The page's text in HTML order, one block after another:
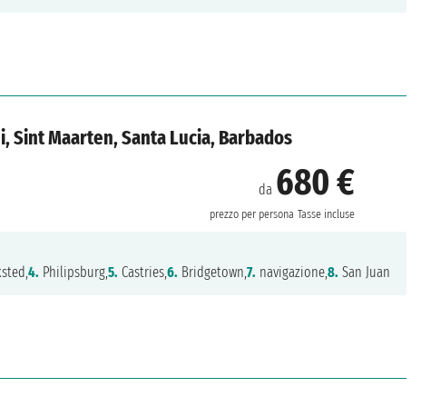
Sint Maarten, Santa Lucia, Barbados
da 680 €
prezzo per persona Tasse incluse
4. Philipsburg,5. Castries,6. Bridgetown,7. navigazione,8. San Juan